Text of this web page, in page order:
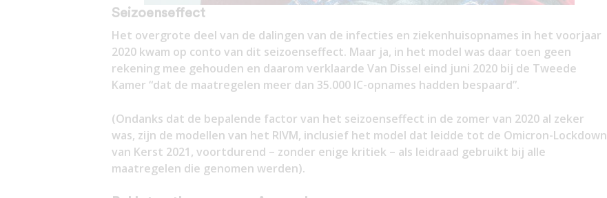
Seizoenseffect
Het overgrote deel van de dalingen van de infecties en ziekenhuisopnames in het voorjaar
2020 kwam op conto van dit seizoenseffect. Maar ja, in het model was daar toen geen
rekening mee gehouden en daarom verklaarde Van Dissel eind juni 2020 bij de Tweede
Kamer “dat de maatregelen meer dan 35.000 IC-opnames hadden bespaard”.
(Ondanks dat de bepalende factor van het seizoenseffect in de zomer van 2020 al zeker
was, zijn de modellen van het RIVM, inclusief het model dat leidde tot de Omicron-Lockdown
van Kerst 2021, voortdurend – zonder enige kritiek – als leidraad gebruikt bij alle
maatregelen die genomen werden).